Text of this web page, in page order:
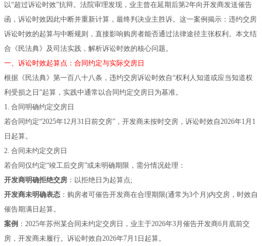
以“超过诉讼时效”抗辩。法院审理发现，业主曾在延期后第2年向开发商发送催告
函，诉讼时效因此中断并重新计算，最终判决业主胜诉。这一案例揭示：违约交房
诉讼时效的起算与中断规则，直接影响购房者能否通过法律途径主张权利。本文结
合《民法典》及司法实践，解析诉讼时效的核心问题。
一、诉讼时效起算点：合同约定与实际交房日
根据《民法典》第一百八十八条，违约交房诉讼时效自“权利人知道或应当知道权
利受损之日”起算，实践中通常以合同约定交房日为基准。
1. 合同明确约定交房日
若合同约定“2025年12月31日前交房”，开发商未按时交房，诉讼时效自2026年1月1
日起算。
2. 合同未约定交房日
若合同仅约定“竣工后交房”或未明确期限，需分情况处理：
开发商明确拒绝交房：以拒绝日为起算点;
开发商未明确表态：购房者可催告开发商在合理期限(通常为3个月)内交房，时效自
催告期满日起算。
案例 ：2025年苏州某合同未约定交房日，业主于2026年3月催告开发商6月底前交
房，开发商未履行。诉讼时效自2026年7月1日起算。